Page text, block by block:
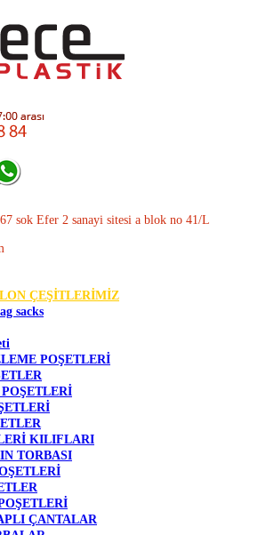
sok Efer 2 sanayi sitesi a blok no 41/L
ÇEŞİTLERİMİZ
sacks
POŞETLERİ
KILIFLARI
TORBASI
ÇANTALAR